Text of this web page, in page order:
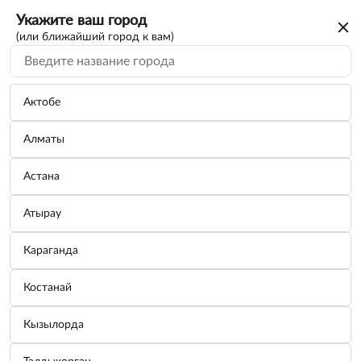
Укажите ваш город
(или ближайший город к вам)
Актобе
Алматы
Астана
Атырау
Караганда
Костанай
Кызылорда
Трос ленточный 6т в пакете
Бренд:СЕРВИС КЛЮЧ